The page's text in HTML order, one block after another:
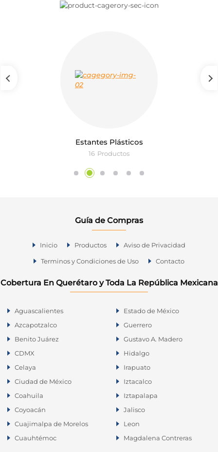
Estantes Plásticos
16 Productos
Guía de Compras
Inicio Productos Aviso de Privacidad
Terminos y Condiciones de Uso Contacto
Cobertura En Querétaro y Toda La República Mexicana
Aguascalientes
Azcapotzalco
Benito Juárez
CDMX
Celaya
Ciudad de México
Coahuila
Coyoacán
Cuajimalpa de Morelos
Cuauhtémoc
Estado de México
Guerrero
Gustavo A. Madero
Hidalgo
Irapuato
Iztacalco
Iztapalapa
Jalisco
Leon
Magdalena Contreras